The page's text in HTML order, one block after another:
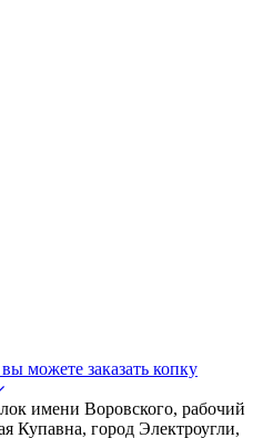
можете заказать копку
имени Воровского, рабочий
Купавна, город Электроугли,